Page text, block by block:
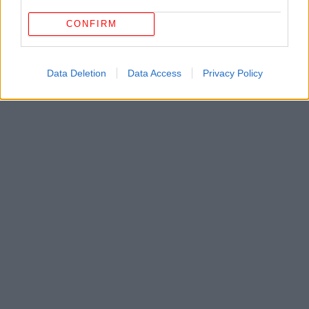
CONFIRM
Data Deletion Data Access Privacy Policy
ανεύθυνη. Τα παιδιά μου όμως με υποστηρίζουν.
Νομίζω ότι τους δίδαξα να ζουν τη ζωή τους όπως
επιθυμούν και να μην τους λένε οι άλλοι τι πρέπει
όλο της το μεγαλείο».